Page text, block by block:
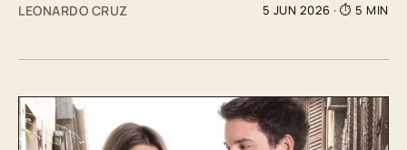
LEONARDO CRUZ 5 JUN 2026 · ⏱ 5 MIN